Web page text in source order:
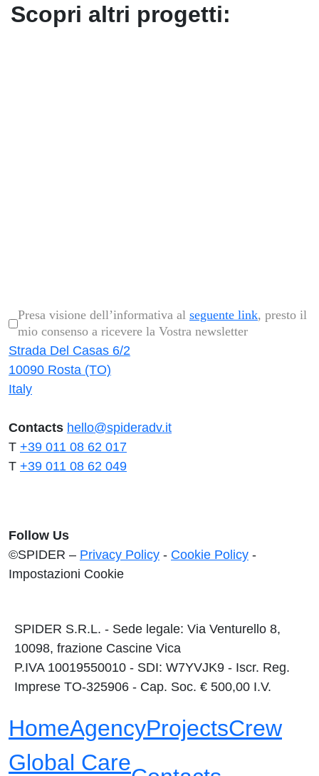
Scopri altri progetti:
Presa visione dell’informativa al seguente link, presto il
mio consenso a ricevere la Vostra newsletter
Strada Del Casas 6/2
10090 Rosta (TO)
Italy
Contacts hello@spideradv.it
T +39 011 08 62 017
T +39 011 08 62 049
©SPIDER – Privacy Policy - Cookie Policy -
Impostazioni Cookie
Follow Us
SPIDER S.R.L. - Sede legale: Via Venturello 8,
10098, frazione Cascine Vica
P.IVA 10019550010 - SDI: W7YVJK9 - Iscr. Reg.
Imprese TO-325906 - Cap. Soc. € 500,00 I.V.
HomeAgencyProjectsCrew
Global Care